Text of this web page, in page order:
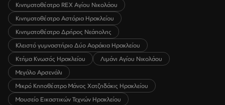
Κινηματοθέατρο REX Αγίου Νικολάου
Κινηματοθέατρο Αστόρια Ηρακλείου
Κινηματοθέατρο Δρήρος Νεάπολης
Κλειστό γυμναστήριο Δύο Αοράκια Ηρακλείου
Κτήμα Κνωσός Ηρακλείου
Λιμάνι Αγίου Νικολάου
Μεγάλο Αρσενάλι
Μικρό Κηποθέατρο Μάνος Χατζηδάκις Ηρακλείου
Μουσείο Εικαστικών Τεχνών Ηρακλείου